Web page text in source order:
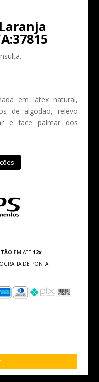
em látex natural,
de algodão, relevo
e face palmar dos
EM ATÉ 12x
DE PONTA